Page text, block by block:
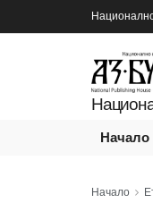
Начало
Начало